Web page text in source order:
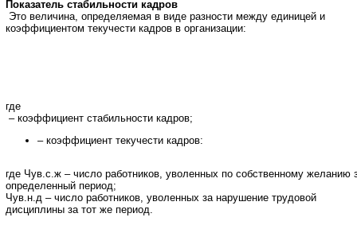
Показатель стабильности кадров
Это величина, определяемая в виде разности между единицей и
коэффициентом текучести кадров в организации:
где
– коэффициент стабильности кадров;
– коэффициент текучести кадров:
где Чув.с.ж – число работников, уволенных по собственному желанию
определенный период;
Чув.н.д – число работников, уволенных за нарушение трудовой
дисциплины за тот же период.